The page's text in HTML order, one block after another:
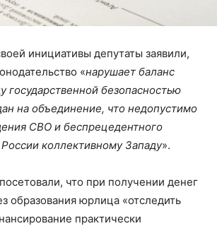
инициативы депутаты заявили,
«нарушает баланс
государственной безопасностью
на объединение, что недопустимо
СВО и беспрецедентного
коллективному Западу».
что при получении денег
образования юрлица «отследить
практически